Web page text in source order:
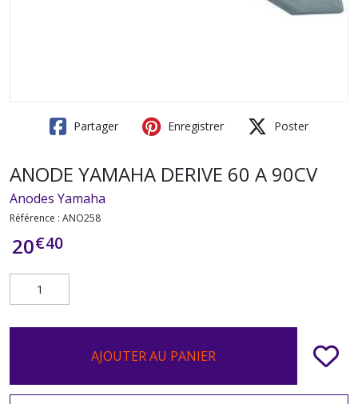
Partager Enregistrer Poster
ANODE YAMAHA DERIVE 60 A 90CV
Anodes Yamaha
Référence : ANO258
20€40
AJOUTER AU PANIER